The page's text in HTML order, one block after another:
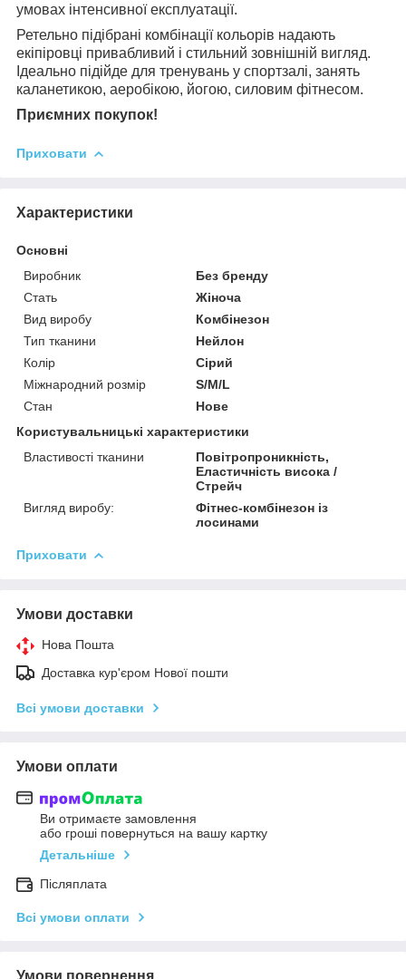
умовах інтенсивної експлуатації.
Ретельно підібрані комбінації кольорів надають
екіпіровці привабливий і стильний зовнішній вигляд.
Ідеально підійде для тренувань у спортзалі, занять
каланетикою, аеробікою, йогою, силовим фітнесом.
Приємних покупок!
Приховати
Характеристики
Основні
Виробник
Без бренду
Стать
Жіноча
Вид виробу
Комбінезон
Тип тканини
Нейлон
Колір
Сірий
Міжнародний розмір
S/M/L
Стан
Нове
Користувальницькі характеристики
Властивості тканини
Повітропроникність,
Еластичність висока /
Стрейч
Вигляд виробу:
Фітнес-комбінезон із
лосинами
Приховати
Умови доставки
Нова Пошта
Доставка кур'єром Нової пошти
Всі умови доставки
Умови оплати
Ви отримаєте замовлення
або гроші повернуться на вашу картку
Детальніше
Післяплата
Всі умови оплати